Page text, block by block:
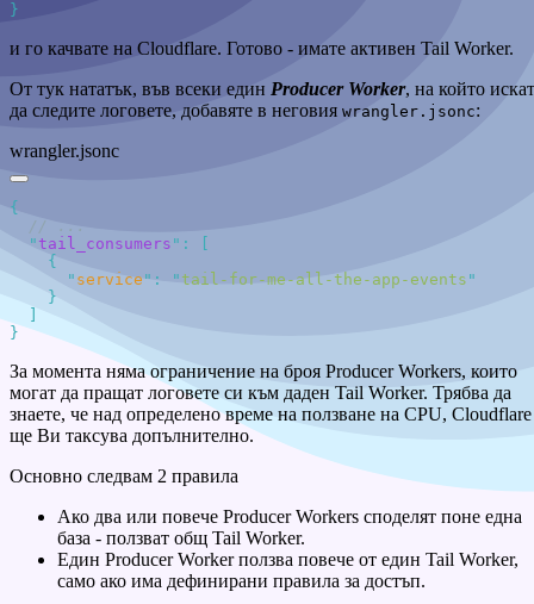
и го качвате на Cloudflare. Готово - имате активен Tail Worker.
От тук нататък, във всеки един Producer Worker, на който
да следите логовете, добавяте в неговия wrangler.jsonc:
wrangler.jsonc
  "
tail_consumers " :
      "
service " : "tail-for-me-all-the-app-events
За момента няма ограничение на броя Producer Workers, които
могат да пращат логовете си към даден Tail Worker. Трябва да
знаете, че над определено време на ползване на CPU, Cloudflare
ще Ви таксува допълнително.
Основно следвам 2 правила
Ако два или повече Producer Workers споделят поне една
база - ползват общ Tail Worker.
Един Producer Worker ползва повече от един Tail Worker,
само ако има дефинирани правила за достъп.